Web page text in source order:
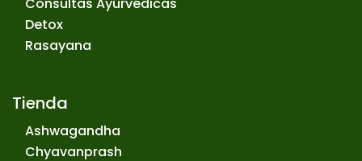
Consultas Ayurvédicas
Detox
Rasayana
Tienda
Ashwagandha
Chyavanprash